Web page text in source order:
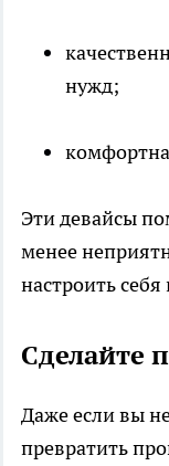
нужд;
Эти девайсы
менее
настроить
Сделайте
Даже если вы
превратить